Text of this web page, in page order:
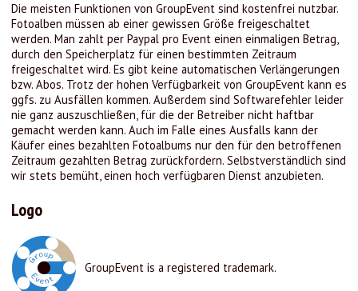
Die meisten Funktionen von GroupEvent sind kostenfrei nutzbar.
Fotoalben müssen ab einer gewissen Größe freigeschaltet
werden. Man zahlt per Paypal pro Event einen einmaligen Betrag,
durch den Speicherplatz für einen bestimmten Zeitraum
freigeschaltet wird. Es gibt keine automatischen Verlängerungen
bzw. Abos. Trotz der hohen Verfügbarkeit von GroupEvent kann es
ggfs. zu Ausfällen kommen. Außerdem sind Softwarefehler leider
nie ganz auszuschließen, für die der Betreiber nicht haftbar
gemacht werden kann. Auch im Falle eines Ausfalls kann der
Käufer eines bezahlten Fotoalbums nur den für den betroffenen
Zeitraum gezahlten Betrag zurückfordern. Selbstverständlich sind
wir stets bemüht, einen hoch verfügbaren Dienst anzubieten.
Logo
GroupEvent is a registered trademark.